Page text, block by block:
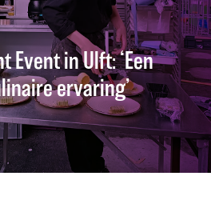
Event in Ulft: ‘Een
ervaring’